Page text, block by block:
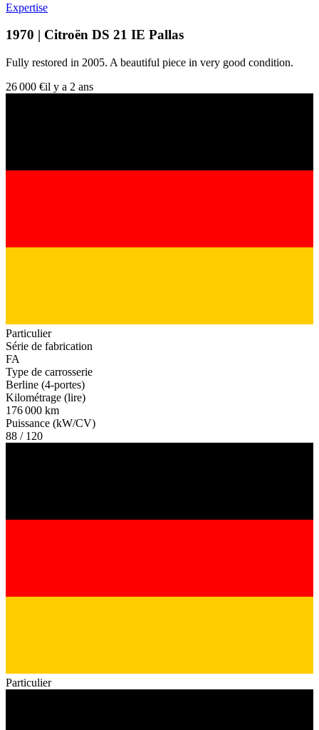
Expertise
1970 | Citroën DS 21 IE Pallas
Fully restored in 2005. A beautiful piece in very good condition.
26 000 €il y a 2 ans
Particulier
Série de fabrication
FA
Type de carrosserie
Berline (4-portes)
Kilométrage (lire)
176 000 km
Puissance (kW/CV)
88 / 120
Particulier